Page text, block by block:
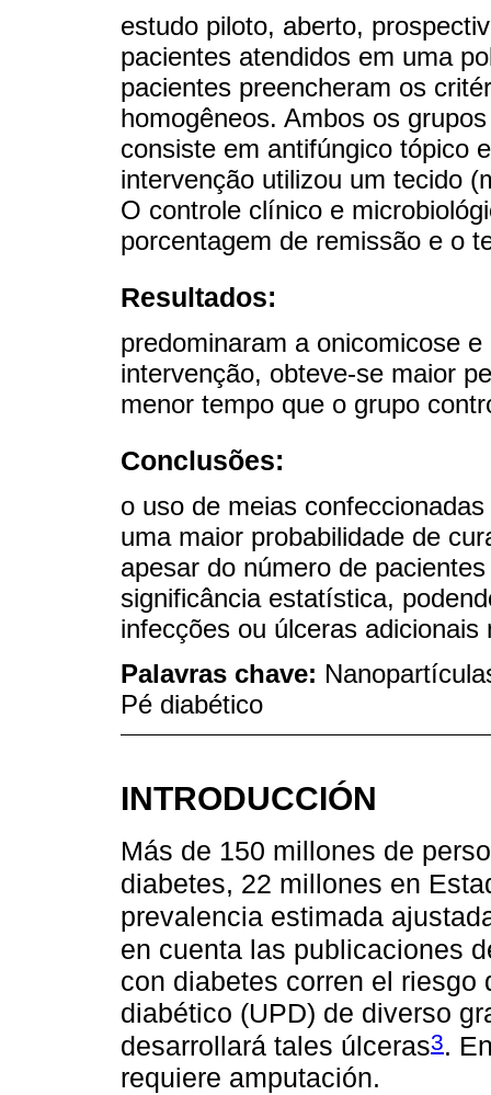
estudo piloto, aberto,
pacientes atendidos em uma
pacientes preencheram os
homogêneos. Ambos os
consiste em antifúngico tópico
intervenção utilizou um tecido
O controle clínico e
porcentagem de remissão e o
Resultados:
predominaram a onicomicose
intervenção, obteve-se maior
menor tempo que o grupo
Conclusões:
o uso de meias
uma maior probabilidade de
apesar do número de
significância estatística,
infecções ou úlceras adicionais
Palavras chave:
Pé diabético
INTRODUCCIÓN
Más de 150 millones de
diabetes, 22 millones en
prevalencia estimada
en cuenta las publicaciones
con diabetes corren el riesgo
diabético (UPD) de diverso
desarrollará tales úlceras3.
requiere amputación.